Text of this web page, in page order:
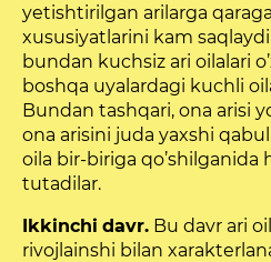
yetishtirilgan arilarga
xususiyatlarini kam
bundan kuchsiz ari oilalari
boshqa uyalardagi kuchli
Bundan tashqari, ona arisi
ona arisini juda yaxshi
oila bir-biriga qo’shilganida
tutadilar.
Ikkinchi davr. Bu davr ari
rivojlainshi bilan